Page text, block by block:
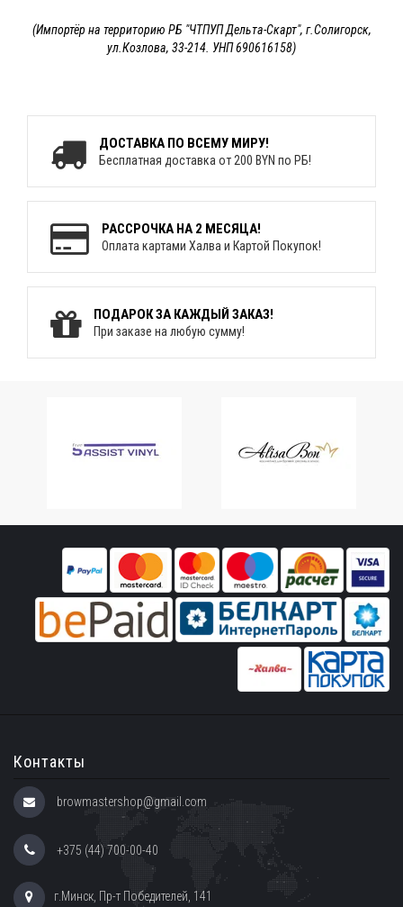
(Импортёр на территорию РБ "ЧТПУП Дельта-Скарт", г.Солигорск,
ул.Козлова, 33-214. УНП 690616158)
ДОСТАВКА ПО ВСЕМУ МИРУ!
Бесплатная доставка от 200 BYN по РБ!
РАССРОЧКА НА 2 МЕСЯЦА!
Оплата картами Халва и Картой Покупок!
ПОДАРОК ЗА КАЖДЫЙ ЗАКАЗ!
При заказе на любую сумму!
Контакты
browmastershop@gmail.com
+375 (44) 700-00-40
г.Минск, Пр-т Победителей, 141